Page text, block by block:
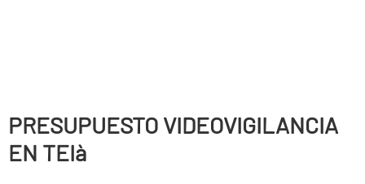
PRESUPUESTO VIDEOVIGILANCIA
EN TEIà